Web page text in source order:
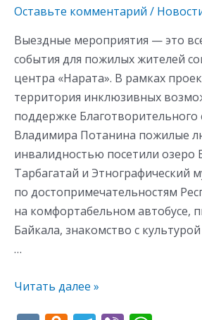
Оставьте комментарий /
Выездные мероприятия — это
события для пожилых жителей
центра «Нарата». В рамках
территория инклюзивных
поддержке Благотворительного
Владимира Потанина пожилые
инвалидностью посетили озеро
Тарбагатай и Этнографический
по достопримечательностям
на комфортабельном автобусе,
Байкала, знакомство с
…
Читать далее »